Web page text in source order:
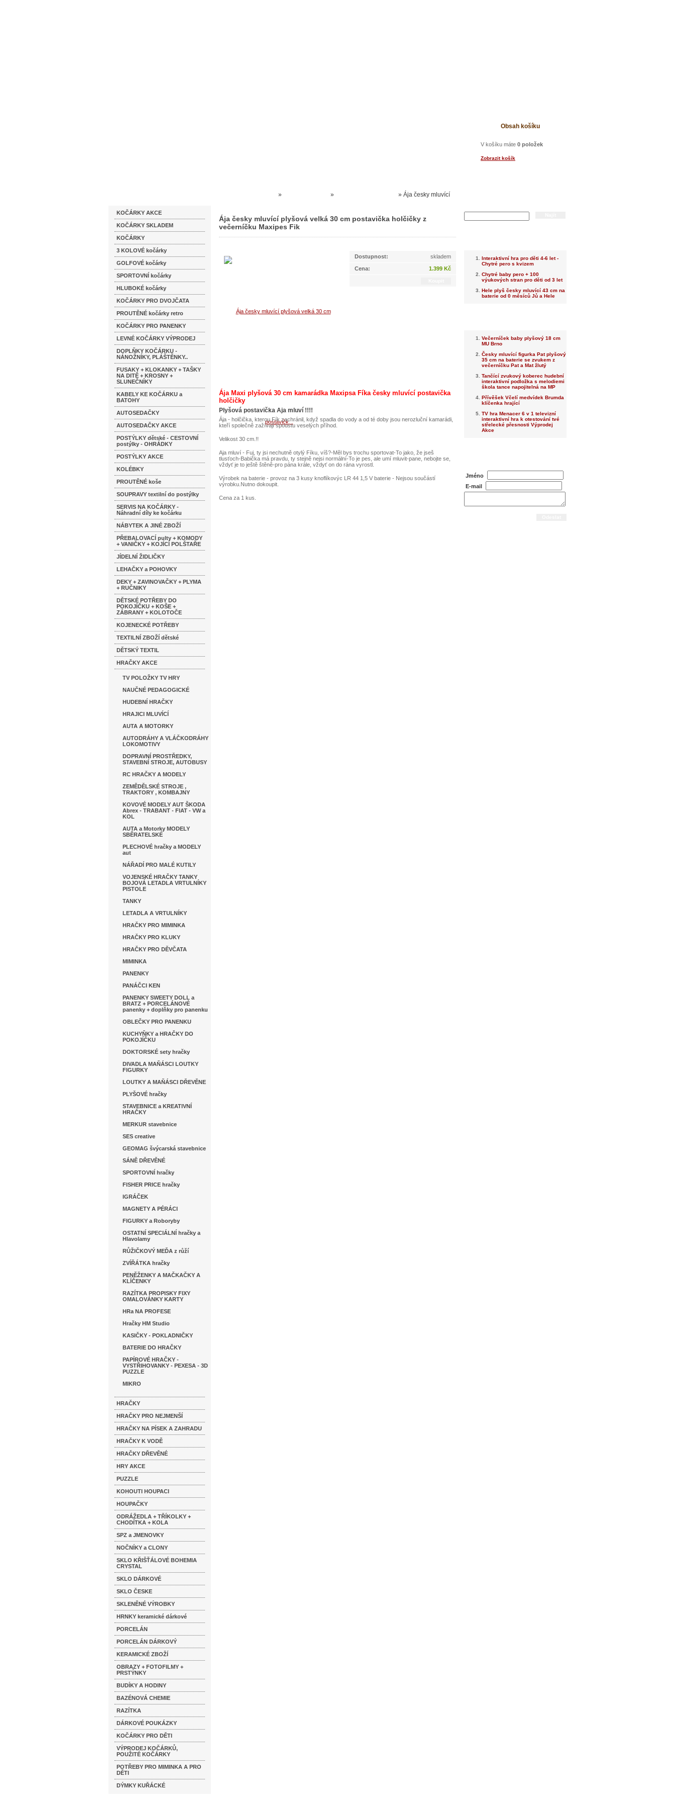
Obsah košíku
V košíku máte 0 položek
Zobrazit košík
KOČÁRKY AKCE
KOČÁRKY SKLADEM
KOČÁRKY
3 KOLOVÉ kočárky
GOLFOVÉ kočárky
SPORTOVNÍ kočárky
HLUBOKÉ kočárky
KOČÁRKY PRO DVOJČATA
PROUTĚNÉ kočárky retro
KOČÁRKY PRO PANENKY
LEVNÉ KOČÁRKY VÝPRODEJ
DOPLŇKY KOČÁRKU -
NÁNOŽNÍKY, PLÁŠTĚNKY..
FUSAKY + KLOKANKY + TAŠKY
NA DITĚ + KROSNY +
SLUNEČNÍKY
KABELY KE KOČÁRKU a
BATOHY
AUTOSEDAČKY
AUTOSEDAČKY AKCE
POSTÝLKY dětské - CESTOVNÍ
postýlky - OHRÁDKY
POSTÝLKY AKCE
KOLÉBKY
PROUTĚNÉ koše
SOUPRAVY textilní do postýlky
SERVIS NA KOČÁRKY -
Náhradní díly ke kočárku
NÁBYTEK A JINÉ ZBOŽÍ
PŘEBALOVACÍ pulty + KOMODY
+ VANIČKY + KOJÍCÍ POLŠTAŘE
JÍDELNÍ ŽIDLIČKY
LEHAČKY a POHOVKY
DEKY + ZAVINOVAČKY + PLYMA
+ RUČNIKY
DĚTSKÉ POTŘEBY DO
POKOJÍČKU + KOŠE +
ZÁBRANY + KOLOTOČE
KOJENECKÉ POTŘEBY
TEXTILNÍ ZBOŽÍ dětské
DĚTSKÝ TEXTIL
HRAČKY AKCE
TV POLOŽKY TV HRY
NAUČNÉ PEDAGOGICKÉ
HUDEBNÍ HRAČKY
HRAJICI MLUVÍCÍ
AUTA A MOTORKY
AUTODRÁHY A VLÁČKODRÁHY
LOKOMOTIVY
DOPRAVNÍ PROSTŘEDKY,
STAVEBNÍ STROJE, AUTOBUSY
RC HRAČKY A MODELY
ZEMĚDĚLSKÉ STROJE ,
TRAKTORY , KOMBAJNY
KOVOVÉ MODELY AUT ŠKODA
Abrex - TRABANT - FIAT - VW a
KOL
AUTA a Motorky MODELY
SBĚRATELSKÉ
PLECHOVÉ hračky a MODELY
aut
NÁŘADÍ PRO MALÉ KUTILY
VOJENSKÉ HRAČKY TANKY
BOJOVÁ LETADLA VRTULNÍKY
PISTOLE
TANKY
LETADLA A VRTULNÍKY
HRAČKY PRO MIMINKA
HRAČKY PRO KLUKY
HRAČKY PRO DĚVČATA
MIMINKA
PANENKY
PANÁČCI KEN
PANENKY SWEETY DOLL a
BRATZ + PORCELÁNOVÉ
panenky + doplňky pro panenku
OBLEČKY PRO PANENKU
KUCHYŇKY a HRAČKY DO
POKOJÍČKU
DOKTORSKÉ sety hračky
DIVADLA MAŇÁSCI LOUTKY
FIGURKY
LOUTKY A MAŇÁSCI DŘEVĚNE
PLYŠOVÉ hračky
STAVEBNICE a KREATIVNÍ
HRAČKY
MERKUR stavebnice
SES creative
GEOMAG švýcarská stavebnice
SÁNĚ DŘEVĚNÉ
SPORTOVNÍ hračky
FISHER PRICE hračky
IGRÁČEK
MAGNETY A PÉRÁCI
FIGURKY a Roboryby
OSTATNÍ SPECIÁLNÍ hračky a
Hlavolamy
RŮŽIČKOVÝ MEĎA z růží
ZVÍŘÁTKA hračky
PENĚŽENKY A MAČKAČKY A
KLÍČENKY
RAZÍTKA PROPISKY FIXY
OMALOVÁNKY KARTY
HRa NA PROFESE
Hračky HM Studio
KASIČKY - POKLADNIČKY
BATERIE DO HRAČKY
PAPÍROVÉ HRAČKY -
VYSTŘIHOVANKY - PEXESA - 3D
PUZZLE
MIKRO
HRAČKY
HRAČKY PRO NEJMENŠÍ
HRAČKY NA PÍSEK A ZAHRADU
HRAČKY K VODĚ
HRAČKY DŘEVĚNÉ
HRY AKCE
PUZZLE
KOHOUTI HOUPACI
HOUPAČKY
ODRÁŽEDLA + TŘÍKOLKY +
CHODÍTKA + KOLA
SPZ a JMENOVKY
NOČNÍKY a CLONY
SKLO KŘIŠŤÁLOVÉ BOHEMIA
CRYSTAL
SKLO DÁRKOVÉ
SKLO ČESKE
SKLENĚNÉ VÝROBKY
HRNKY keramické dárkové
PORCELÁN
PORCELÁN DÁRKOVÝ
KERAMICKÉ ZBOŽÍ
OBRAZY + FOTOFILMY +
PRSTÝNKY
BUDÍKY A HODINY
BAZÉNOVÁ CHEMIE
RAZÍTKA
DÁRKOVÉ POUKÁZKY
KOČÁRKY PRO DĚTI
VÝPRODEJ KOČÁRKŮ,
POUŽITÉ KOČÁRKY
POTŘEBY PRO MIMINKA A PRO
DĚTI
DÝMKY KUŘÁCKÉ
» » » Ája česky mluvící
plyšová velká 30 cm postavička holčičky z večerníčku Maxipes Fik
Ája česky mluvící plyšová velká 30 cm postavička holčičky z
večerníčku Maxipes Fik
Dostupnost:
skladem
Cena:
1.399 Kč
Ája Maxi plyšová 30 cm kamarádka Maxipsa Fíka česky mluvící postavička
holčičky
Plyšová postavička Aja mluví !!!!
Ája - holčička, kterou Fík zachránil, když spadla do vody a od té doby jsou nerozluční kamarádi,
kteří společně zažívají spoustu veselých příhod.
Velikost 30 cm.!!
Aja mluví - Fuj, ty jsi nechutně otylý Fíku, víš?-Měl bys trochu sportovat-To jako, že jseš
tlusťoch-Babička má pravdu, ty stejně nejsi normální-To je pes, ale umí mluvit-pane, nebojte se,
vždyť je to ještě štěně-pro pána krále, vždyť on do rána vyrostl.
Výrobek na baterie - provoz na 3 kusy knoflíkovýc LR 44 1,5 V baterie - Nejsou součástí
výrobku.Nutno dokoupit.
Cena za 1 kus.
Interaktivní hra pro děti 4-6 let -
Chytré pero s kvizem
Chytré baby pero + 100
výukových stran pro děti od 3 let
Hele plyš česky mluvící 43 cm na
baterie od 0 měsíců Jů a Hele
Večerníček baby plyšový 18 cm
MU Brno
Česky mluvící figurka Pat plyšový
35 cm na baterie se zvukem z
večerníčku Pat a Mat žlutý
Tančící zvukový koberec hudební
interaktivní podložka s melodiemi
škola tance napojitelná na MP
Přívěšek Včelí medvídek Brumda
klíčenka hrající
TV hra Menacer 6 v 1 televizní
interaktivní hra k otestování tvé
střelecké přesnosti Výprodej
Akce
Jméno
E-mail